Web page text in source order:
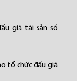
giá tài sản số
tổ chức đấu giá